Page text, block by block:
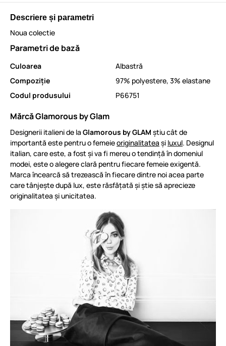
Descriere și parametri
Noua colectie
Parametri de bază
Culoarea
Albastră
Compoziție
97% polyestere, 3% elastane
Codul produsului
P66751
Mărcă Glamorous by Glam
Designerii italieni de la Glamorous by GLAM știu cât de
importantă este pentru o femeieoriginalitatea și luxul. Designul
italian, care este, a fost și va fi mereu o tendință în domeniul
modei, este o alegere clară pentru fiecare femeie exigentă.
Marca încearcă să trezească în fiecare dintre noi acea parte
care tânjește după lux, este răsfățată și știe să aprecieze
originalitatea și unicitatea.